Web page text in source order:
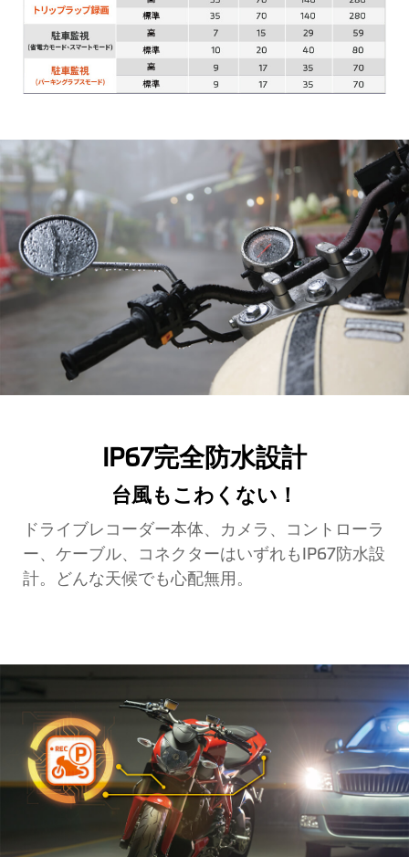
IP67完全防水設計
台風もこわくない！
ドライブレコーダー本体、カメラ、コントローラ
ー、ケーブル、コネクターはいずれもIP67防水設
計。どんな天候でも心配無用。